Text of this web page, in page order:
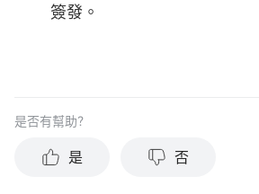
簽發。
是否有幫助？
是 否